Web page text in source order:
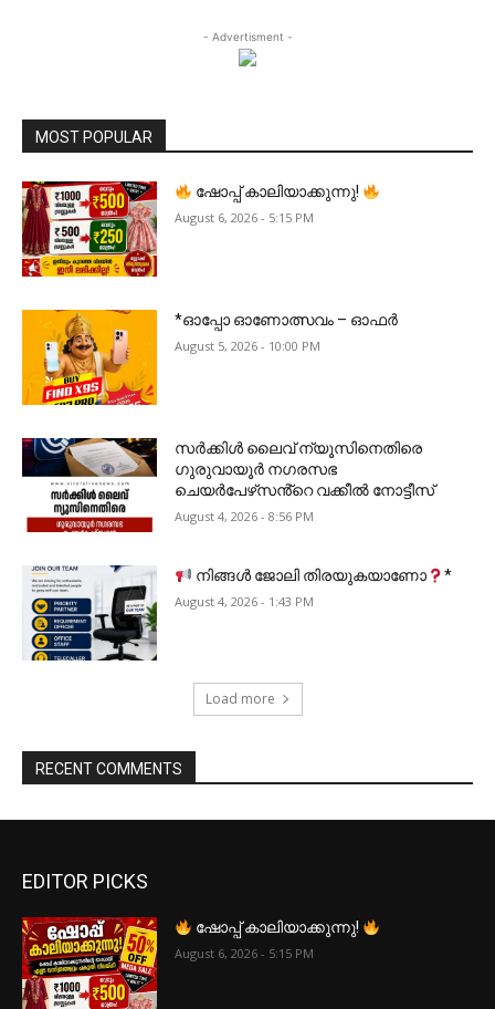
- Advertisment -
MOST POPULAR
ഷോപ്പ് കാലിയാക്കുന്നു!
August 6, 2026 - 5:15 PM
*ഓപ്പോ ഓണോത്സവം – ഓഫർ
August 5, 2026 - 10:00 PM
സർക്കിൾ ലൈവ് ന്യൂസിനെതിരെ
ഗുരുവായൂർ നഗരസഭ
ചെയർപേഴ്‌സൻ്റെ വക്കീൽ നോട്ടീസ്
August 4, 2026 - 8:56 PM
നിങ്ങൾ ജോലി തിരയുകയാണോ *
August 4, 2026 - 1:43 PM
Load more
RECENT COMMENTS
EDITOR PICKS
ഷോപ്പ് കാലിയാക്കുന്നു!
August 6, 2026 - 5:15 PM